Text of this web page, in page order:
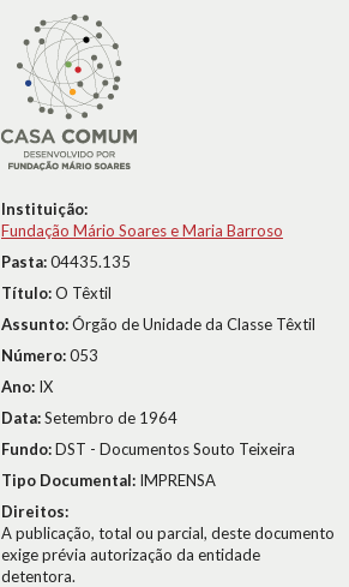
Instituição:
Fundação Mário Soares e Maria Barroso
Pasta:04435.135
Título:O Têxtil
Assunto:Órgão de Unidade da Classe Têxtil
Número:053
Ano: IX
Data:Setembro de 1964
Fundo:DST - Documentos Souto Teixeira
Tipo Documental: IMPRENSA
Direitos:
A publicação, total ou parcial, deste documento
exige prévia autorização da entidade
detentora.